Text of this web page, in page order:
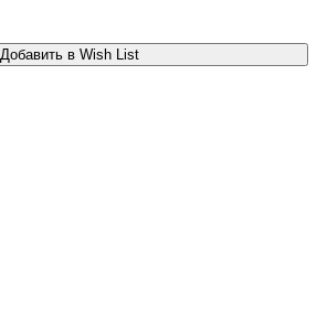
Добавить в Wish List